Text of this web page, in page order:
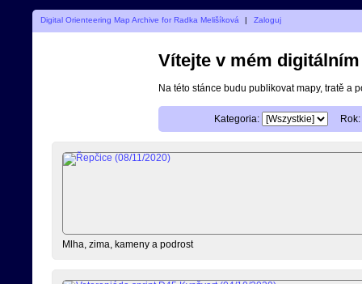
Digital Orienteering Map Archive for Radka Melišíková | Zaloguj
Vítejte v mém
Na této stánce budu publikovat mapy, tratě a
Kategoria: Rok:
Mlha, zima, kameny a podrost